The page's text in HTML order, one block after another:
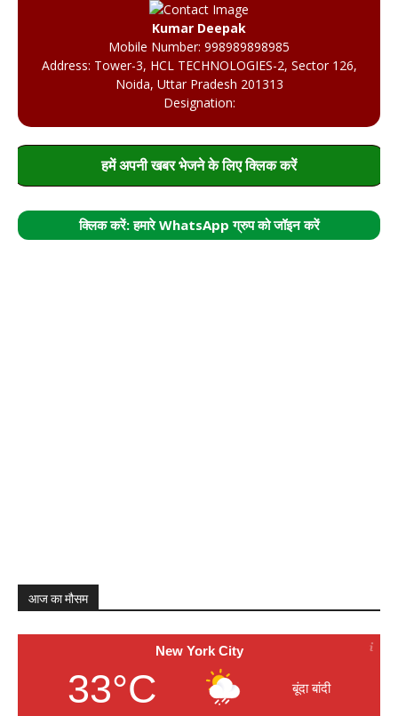
Kumar Deepak
Mobile Number: 998989898985
Address: Tower-3, HCL TECHNOLOGIES-2, Sector 126,
Noida, Uttar Pradesh 201313
Designation:
हमें अपनी खबर भेजने के लिए क्लिक करें
क्लिक करें: हमारे WhatsApp ग्रुप को जॉइन करें
आज का मौसम
New York City
33°C बूंदा बांदी